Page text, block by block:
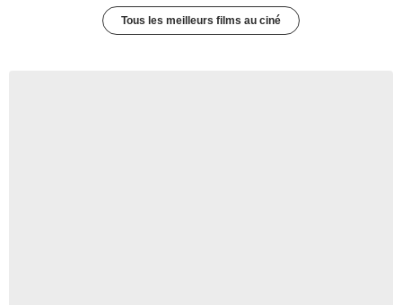
Tous les meilleurs films au ciné